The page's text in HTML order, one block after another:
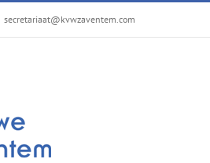
secretariaat@kvwzaventem.com